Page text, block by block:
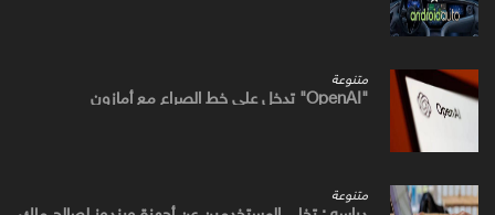
متنوعة
"OpenAI" تدخل علي خط الصراع مع أمازون
متنوعة